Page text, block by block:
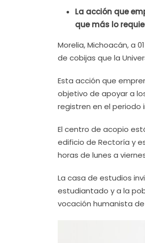
La acción que
que más lo
Morelia, Michoacán, a
de cobijas que la
Esta acción que
objetivo de apoyar a
registren en el periodo
El centro de acopio
edificio de Rectoría y
horas de lunes a
La casa de estudios
estudiantado y a la
vocación humanista